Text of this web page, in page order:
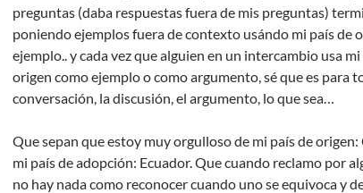
preguntas (daba respuestas fuera de mis preguntas)
poniendo ejemplos fuera de contexto usándo mi país de
ejemplo.. y cada vez que alguien en un intercambio usa mi
origen como ejemplo o como argumento, sé que es para
conversación, la discusión, el argumento, lo que sea…
Que sepan que estoy muy orgulloso de mi país de origen:
mi país de adopción: Ecuador. Que cuando reclamo por
no hay nada como reconocer cuando uno se equivoca y